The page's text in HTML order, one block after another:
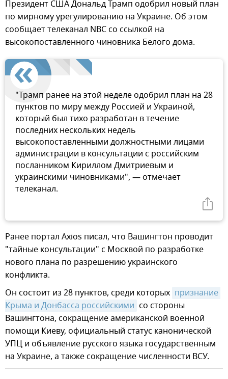
Президент США Дональд Трамп одобрил новый план
по мирному урегулированию на Украине. Об этом
сообщает телеканал NBC со ссылкой на
высокопоставленного чиновника Белого дома.
"Трамп ранее на этой неделе одобрил план на 28
пунктов по миру между Россией и Украиной,
который был тихо разработан в течение
последних нескольких недель
высокопоставленными должностными лицами
администрации в консультации с российским
посланником Кириллом Дмитриевым и
украинскими чиновниками", — отмечает
телеканал.
Ранее портал Axios писал, что Вашингтон проводит
"тайные консультации" с Москвой по разработке
нового плана по разрешению украинского
конфликта.
Он состоит из 28 пунктов, среди которых признание
Крыма и Донбасса российскими со стороны
Вашингтона, сокращение американской военной
помощи Киеву, официальный статус канонической
УПЦ и объявление русского языка государственным
на Украине, а также сокращение численности ВСУ.